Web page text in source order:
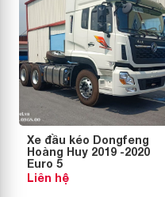
Xe đầu kéo Dongfeng
Hoàng Huy 2019 -2020
Euro 5
Liên hệ